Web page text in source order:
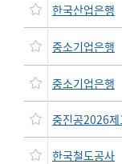
한국산업은행
중소기업은행
중소기업은행
중진공2026
한국철도공사